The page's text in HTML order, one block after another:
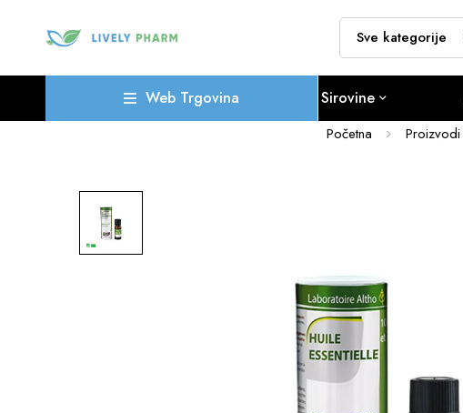
Web Trgovina Sirovine
Početna Proizvodi